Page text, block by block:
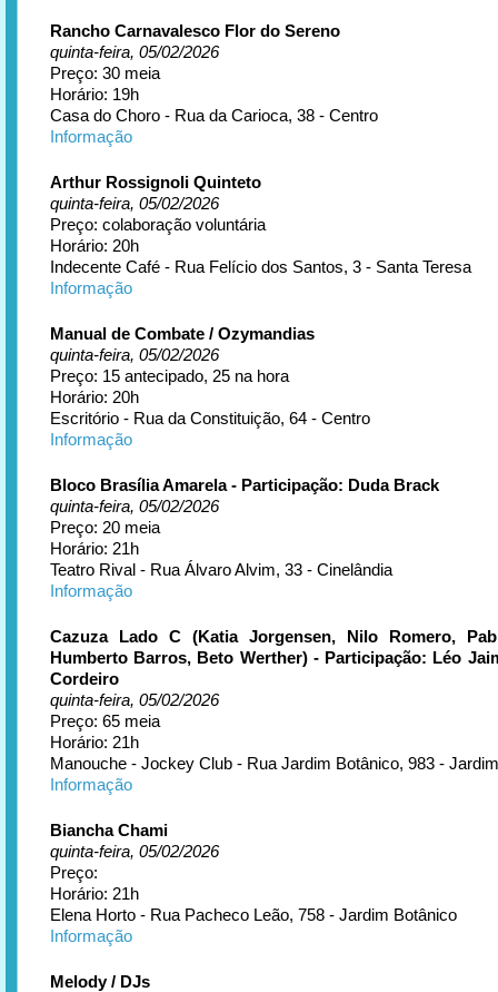
Rancho Carnavalesco Flor do Sereno
quinta-feira, 05/02/2026
Preço: 30 meia
Horário: 19h
Casa do Choro - Rua da Carioca, 38 - Centro
Informação
Arthur Rossignoli Quinteto
quinta-feira, 05/02/2026
Preço: colaboração voluntária
Horário: 20h
Indecente Café - Rua Felício dos Santos, 3 - Santa Teresa
Informação
Manual de Combate / Ozymandias
quinta-feira, 05/02/2026
Preço: 15 antecipado, 25 na hora
Horário: 20h
Escritório - Rua da Constituição, 64 - Centro
Informação
Bloco Brasília Amarela - Participação: Duda Brack
quinta-feira, 05/02/2026
Preço: 20 meia
Horário: 21h
Teatro Rival - Rua Álvaro Alvim, 33 - Cinelândia
Informação
Cazuza Lado C (Katia Jorgensen, Nilo Romero,
Humberto Barros, Beto Werther) - Participação: Léo
Cordeiro
quinta-feira, 05/02/2026
Preço: 65 meia
Horário: 21h
Manouche - Jockey Club - Rua Jardim Botânico, 983 -
Informação
Biancha Chami
quinta-feira, 05/02/2026
Preço:
Horário: 21h
Elena Horto - Rua Pacheco Leão, 758 - Jardim Botânico
Informação
Melody / DJs